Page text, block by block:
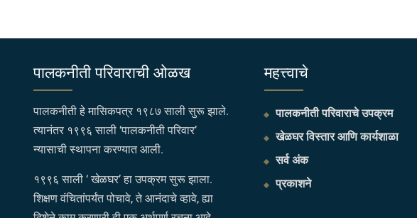
पालकनीती परिवाराची ओळख
पालकनीती हे मासिकपत्र १९८७ साली सुरू झाले.
त्यानंतर १९९६ साली ‘पालकनीती परिवार’
न्यासाची स्थापना करण्यात आली.
१९९६ साली ‘ खेळघर’ हा उपक्रम सुरू झाला.
शिक्षण वंचितांपर्यंत पोचावे, ते आनंदाचे व्हावे, ह्या
महत्त्वाचे
पालकनीती परिवाराचे उपक्रम
खेळघर विस्तार आणि कार्यशाळा
सर्व अंक
प्रकाशने